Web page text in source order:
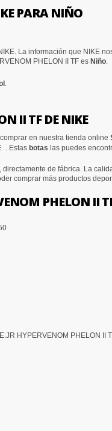
PARA NIÑO
La información que NIKE
PHELON II TF es Niño.
.
II TF DE NIKE
en nuestra tienda online
. Estas botas las puedes
de fábrica. La
comprar más productos
PHELON II
HYPERVENOM PHELON II